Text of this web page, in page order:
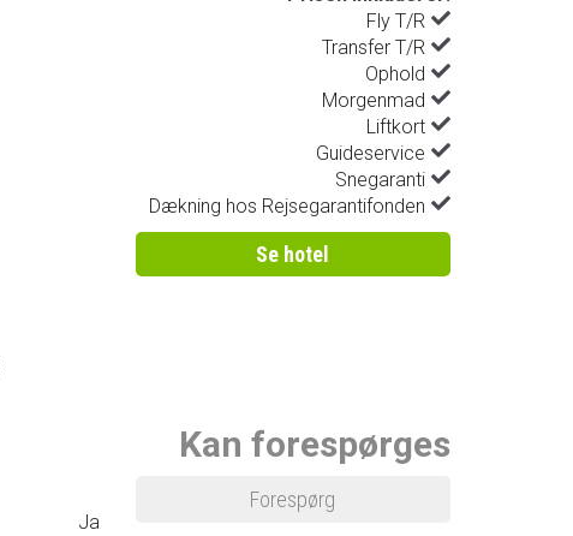
Fly T/R
Transfer T/R
Ophold
Morgenmad
Liftkort
Guideservice
Snegaranti
Dækning hos Rejsegarantifonden
Se hotel
Ja
Kan forespørges
Forespørg